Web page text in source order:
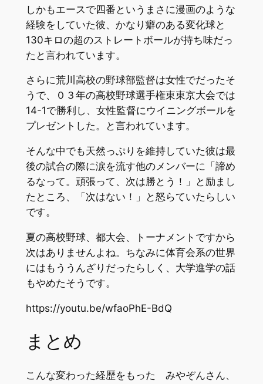
しかもエースで四番というまさに漫画のような
経験をしていた彼、かなり癖のある変化球と
130キロの超のストレートボールが持ち味だっ
たと言われています。
さらに荒川高校の野球部監督は女性でだったそ
うで、０３年の高校野球選手権東東京大会では
14-1で勝利し、女性監督にウイニングボールを
プレゼントした。と言われています。
そんな中でも天然っぷりを維持していた彼は最
後の試合の際に涙を流す他のメンバーに「諦め
るなって。頑張って、次は勝とう！」と励まし
たところ、「次はない！」と怒らていたらしい
です。
夏の高校野球、都大会、トーナメントですから
次はありませんよね。ちなみに体育会系の世界
にはもううんざりだったらしく、大学進学の話
もやめたそうです。
https://youtu.be/wfaoPhE-BdQ
まとめ
こんな変わった経歴をもった みやぞんさん、